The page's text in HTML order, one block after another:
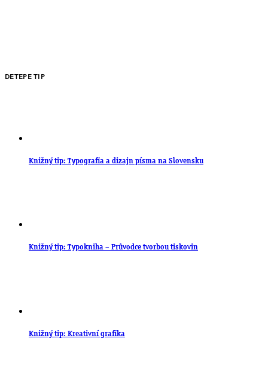
DETEPE TIP
Knižný tip: Typografia a dizajn písma na Slovensku
Knižný tip: Typokniha – Průvodce tvorbou tiskovin
Knižný tip: Kreativní grafika